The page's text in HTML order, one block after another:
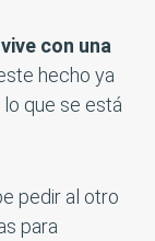
con una
hecho ya
que se está
pedir al otro
para